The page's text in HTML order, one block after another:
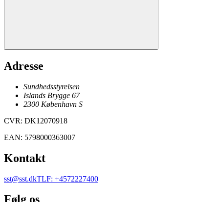
Adresse
Sundhedsstyrelsen
Islands Brygge 67
2300 København S
CVR: DK12070918
EAN: 5798000363007
Kontakt
sst@sst.dkTLF: +4572227400
Følg os